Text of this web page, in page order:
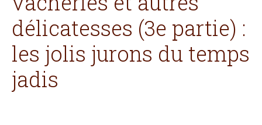
délicatesses (3e partie) :
les jolis jurons du temps
jadis